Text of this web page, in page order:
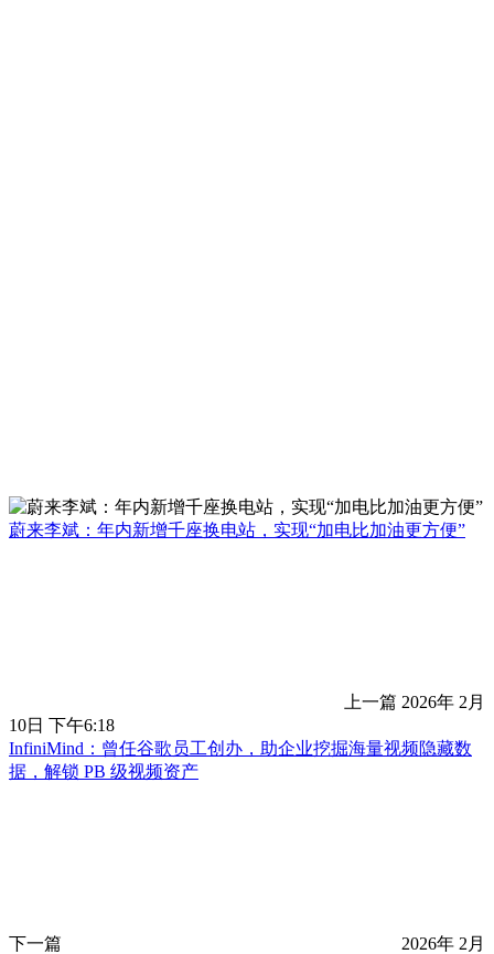
蔚来李斌：年内新增千座换电站，实现“加电比加油更方便”
上一篇 2026年 2月
10日 下午6:18
InfiniMind：曾任谷歌员工创办，助企业挖掘海量视频隐藏数
据，解锁 PB 级视频资产
下一篇
2026年 2月